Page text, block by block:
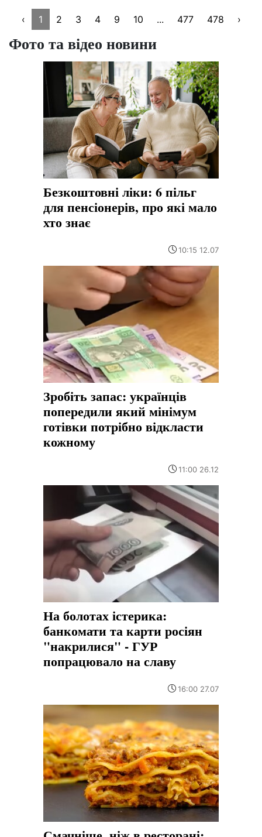
‹ 1 2 3 4 9 10 ... 477 478 ›
Фото та відео новини
Безкоштовні ліки: 6 пільг
для пенсіонерів, про які мало
хто знає
10:15 12.07
Зробіть запас: українців
попередили який мінімум
готівки потрібно відкласти
кожному
11:00 26.12
На болотах істерика:
банкомати та карти росіян
"накрилися" - ГУР
попрацювало на славу
16:00 27.07